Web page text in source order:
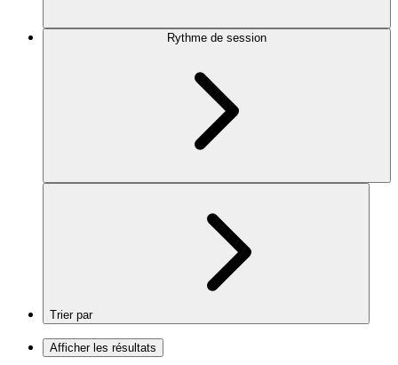
Rythme de session
Trier par
Afficher les résultats